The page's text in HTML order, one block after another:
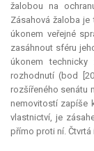
žalobou na
Zásahová žaloba
úkonem veřejné
zasáhnout sféru
úkonem
rozhodnutí (bod
rozšířeného senátu
nemovitostí zapíše
vlastnictví, je
přímo proti ní.